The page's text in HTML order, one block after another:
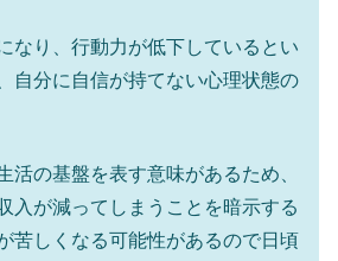
なり、行動力が低下しているとい
自分に自信が持てない心理状態の
活の基盤を表す意味があるため、
入が減ってしまうことを暗示する
苦しくなる可能性があるので日頃